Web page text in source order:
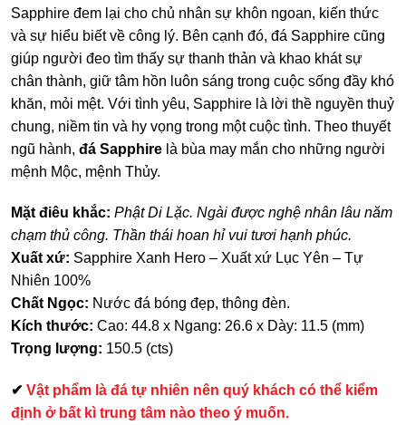
Sapphire đem lại cho chủ nhân sự khôn ngoan, kiến thức
và sự hiểu biết về công lý. Bên cạnh đó, đá Sapphire cũng
giúp người đeo tìm thấy sự thanh thản và khao khát sự
chân thành, giữ tâm hồn luôn sáng trong cuộc sống đầy khó
khăn, mỏi mệt. Với tình yêu, Sapphire là lời thề nguyền thuỷ
chung, niềm tin và hy vọng trong một cuộc tình. Theo thuyết
ngũ hành, đá Sapphire là bùa may mắn cho những người
mệnh Mộc, mệnh Thủy.
Mặt điêu khắc: Phật Di Lặc. Ngài được nghệ nhân lâu năm
chạm thủ công. Thần thái hoan hỉ vui tươi hạnh phúc.
Xuất xứ: Sapphire Xanh Hero – Xuất xứ Lục Yên – Tự
Nhiên 100%
Chất Ngọc: Nước đá bóng đẹp, thông đèn.
Kích thước: Cao: 44.8 x Ngang: 26.6 x Dày: 11.5 (mm)
Trọng lượng: 150.5 (cts)
✔ Vật phẩm là đá tự nhiên nên quý khách có thể kiểm
định ở bất kì trung tâm nào theo ý muốn.